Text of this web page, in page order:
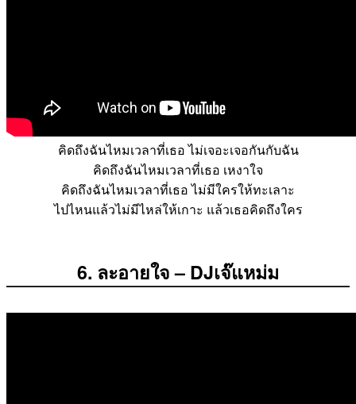
คิดถึงฉันไหมเวลาที่เธอไม่เจอะเจอกันกับฉัน
คิดถึงฉันไหมเวลาที่เธอ เหงาใจ
คิดถึงฉันไหมเวลาที่เธอไม่มีใครให้ทะเลาะ
ไปไหนแล้วไม่มีไหล่ให้เกาะ แล้วเธอคิดถึงใคร
6. ละอายใจ – DJเจ๊แหม่ม